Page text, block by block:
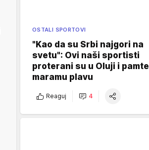
OSTALI SPORTOVI
"Kao da su Srbi najgori na
svetu": Ovi naši sportisti
proterani su u Oluji i pamte
maramu plavu
Reaguj 4